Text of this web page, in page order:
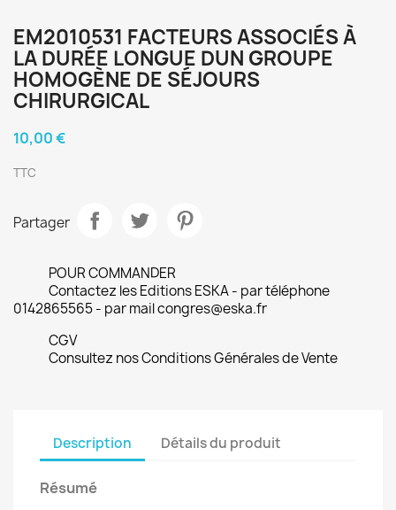
EM2010531 FACTEURS ASSOCIÉS À
LA DURÉE LONGUE DUN GROUPE
HOMOGÈNE DE SÉJOURS
CHIRURGICAL
10,00 €
TTC
Partager
POUR COMMANDER
Contactez les Editions ESKA - par téléphone
0142865565 - par mail congres@eska.fr
CGV
Consultez nos Conditions Générales de Vente
Description Détails du produit
Résumé